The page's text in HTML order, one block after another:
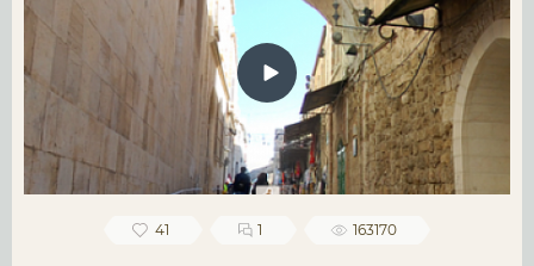
41 1 163170